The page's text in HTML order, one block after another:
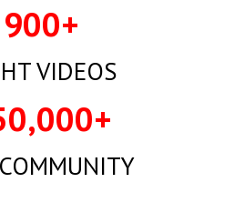
900+
VIDEOS
+